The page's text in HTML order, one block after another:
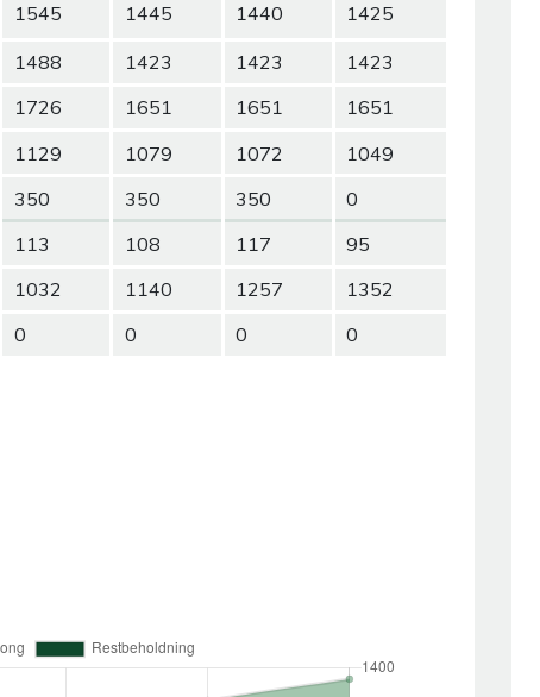
1545
1488
1726
1129
350
113
1032
0
1445
1423
1651
1079
350
108
1140
0
1440
1423
1651
1072
350
117
1257
0
1425
1423
1651
1049
0
95
1352
0